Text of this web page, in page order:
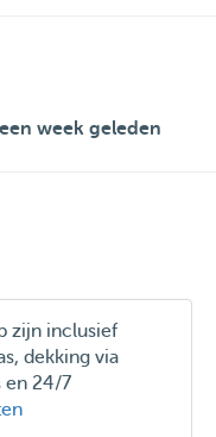
week geleden
zijn inclusief
dekking via
en 24/7